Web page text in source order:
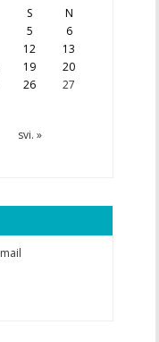
S N
svi. »
5
6
12
13
19
20
26
27
mail